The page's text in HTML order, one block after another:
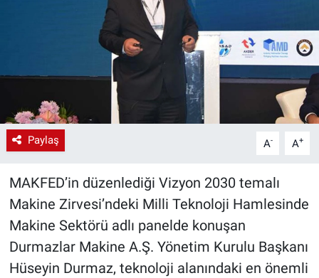
Paylaş A- A+
MAKFED’in düzenlediği Vizyon 2030 temalı
Makine Zirvesi’ndeki Milli Teknoloji Hamlesinde
Makine Sektörü adlı panelde konuşan
Durmazlar Makine A.Ş. Yönetim Kurulu Başkanı
Hüseyin Durmaz, teknoloji alanındaki en önemli